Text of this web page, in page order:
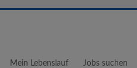
Mein Lebenslauf Jobs suchen